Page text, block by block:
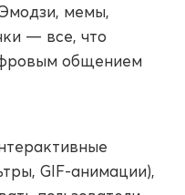
мемы,
— все, что
общением
GIF-анимации),